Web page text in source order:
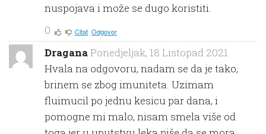
nuspojava i može se dugo koristiti.
0
Citat Odgovor
DraganaPonedjeljak, 18 Listopad 2021
Hvala na odgovoru, nadam se da je tako,
brinem se zbog imuniteta. Uzimam
fluimucil po jednu kesicu par dana, i
pomogne mi malo, nisam smela više od